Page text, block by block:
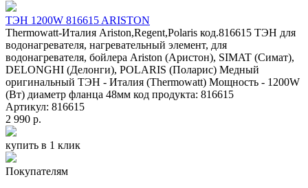
ТЭН 1200W 816615 ARISTON
Thermowatt-Италия Ariston,Regent,Polaris код.816615 ТЭН для
водонагревателя, нагревательный элемент, для
водонагревателя, бойлера Ariston (Аристон), SIMAT (Симат),
DELONGHI (Делонги), POLARIS (Поларис) Медный
оригинальный ТЭН - Италия (Thermowatt) Мощность - 1200W
(Вт) диаметр фланца 48мм код продукта: 816615
Артикул: 816615
2 990 р.
купить в 1 клик
Покупателям